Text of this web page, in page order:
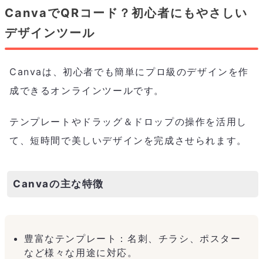
CanvaでQRコード？初心者にもやさしい
デザインツール
Canvaは、初心者でも簡単にプロ級のデザインを作
成できるオンラインツールです。
テンプレートやドラッグ＆ドロップの操作を活用し
て、短時間で美しいデザインを完成させられます。
Canvaの主な特徴
豊富なテンプレート：名刺、チラシ、ポスター
など様々な用途に対応。